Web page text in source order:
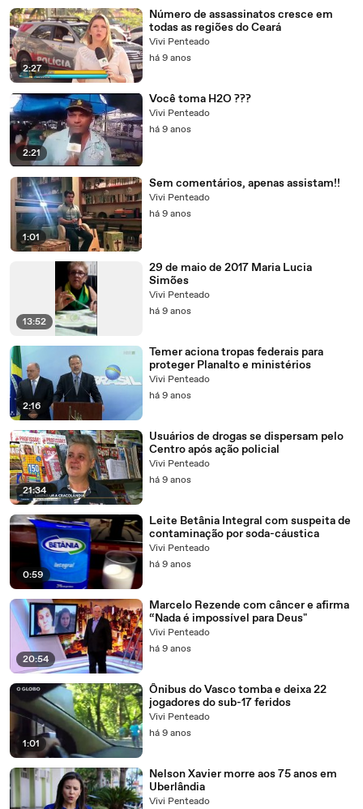
2:27
Número de assassinatos cresce em
todas as regiões do Ceará
Vivi Penteado
há 9 anos
2:21
Você toma H2O ???
Vivi Penteado
há 9 anos
1:01
Sem comentários, apenas assistam!!
Vivi Penteado
há 9 anos
13:52
29 de maio de 2017 Maria Lucia
Simões
Vivi Penteado
há 9 anos
2:16
Temer aciona tropas federais para
proteger Planalto e ministérios
Vivi Penteado
há 9 anos
21:34
Usuários de drogas se dispersam pelo
Centro após ação policial
Vivi Penteado
há 9 anos
0:59
Leite Betânia Integral com suspeita de
contaminação por soda-cáustica
Vivi Penteado
há 9 anos
20:54
Marcelo Rezende com câncer e afirma
“Nada é impossível para Deus"
Vivi Penteado
há 9 anos
1:01
Ônibus do Vasco tomba e deixa 22
jogadores do sub-17 feridos
Vivi Penteado
há 9 anos
Nelson Xavier morre aos 75 anos em
Uberlândia
Vivi Penteado